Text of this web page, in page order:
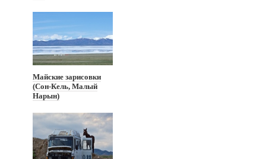
Майские зарисовки
(Сон-Кель, Малый
Нарын)